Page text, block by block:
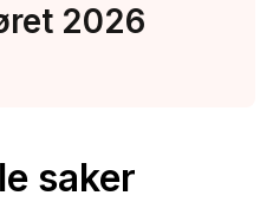
2026
saker